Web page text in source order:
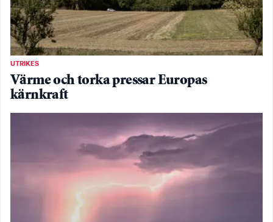
UTRIKES
Värme och torka pressar Europas
kärnkraft